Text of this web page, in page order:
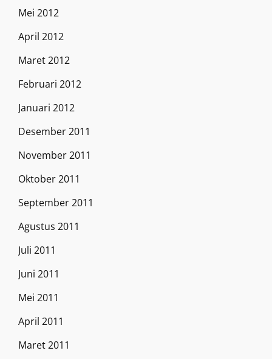
Mei 2012
April 2012
Maret 2012
Februari 2012
Januari 2012
Desember 2011
November 2011
Oktober 2011
September 2011
Agustus 2011
Juli 2011
Juni 2011
Mei 2011
April 2011
Maret 2011